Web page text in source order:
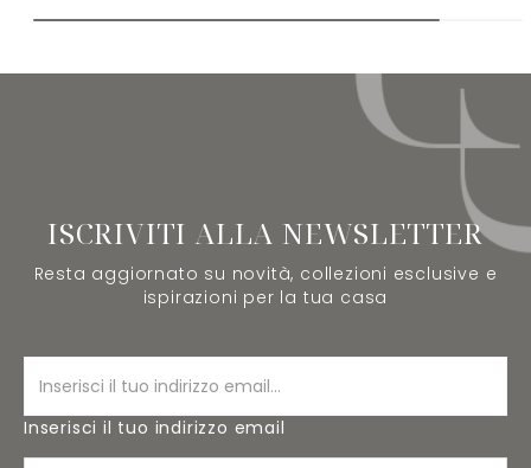
ISCRIVITI ALLA NEWSLETTER
Resta aggiornato su novità, collezioni esclusive e
ispirazioni per la tua casa
Inserisci il tuo indirizzo email